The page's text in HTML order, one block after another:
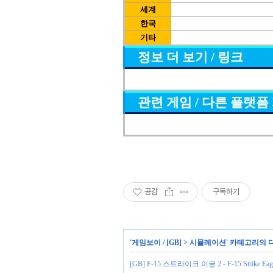
세계
한국
기타
정보 더 보기 / 링크
관련 게임 / 다른 플랫폼
공감 구독하기
'게임보이 / [GB] > 시뮬레이션' 카테고리의
[GB] F-15 스트라이크 이글 2 - F-15 Strike